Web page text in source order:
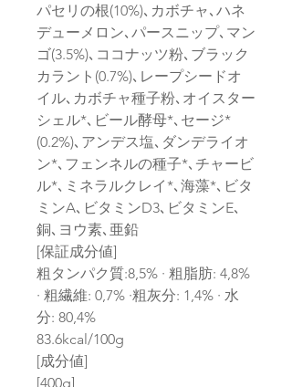
パセリの根(10%)､カボチャ､ハネ
デューメロン､パースニップ､マン
ゴ(3.5%)､ココナッツ粉､ブラック
カラント(0.7%)､レープシードオ
イル､カボチャ種子粉､オイスター
シェル*､ビール酵母*､セージ*
(0.2%)､アンデス塩､ダンデライオ
ン*､フェンネルの種子*､チャービ
ル*､ミネラルクレイ*､海藻*､ビタ
ミンA､ビタミンD3､ビタミンE､
銅､ヨウ素､亜鉛
[保証成分値]
粗タンパク質:8,5% · 粗脂肪: 4,8%
· 粗繊維: 0,7% ·粗灰分: 1,4% · 水
分: 80,4%
83.6kcal/100g
[成分値]
[400g]